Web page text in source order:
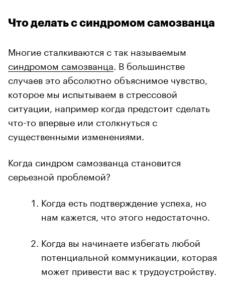
Что делать с синдромом самозванца
Многие сталкиваются с так называемым
синдромом самозванца . В большинстве
случаев это абсолютно объяснимое чувство,
которое мы испытываем в стрессовой
ситуации, например когда предстоит сделать
что-то впервые или столкнуться с
существенными изменениями.
Когда синдром самозванца становится
серьезной проблемой?
Когда есть подтверждение успеха, но
нам кажется, что этого недостаточно.
Когда вы начинаете избегать любой
потенциальной коммуникации, которая
может привести вас к трудоустройству.